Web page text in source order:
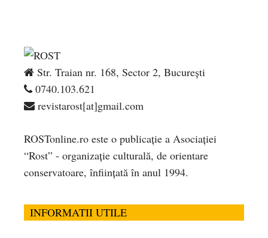
Str. Traian nr. 168, Sector 2, București
0740.103.621
revistarost[at]gmail.com
ROSTonline.ro este o publicaţie a Asociaţiei
“Rost” - organizaţie culturală, de orientare
conservatoare, înfiinţată în anul 1994.
INFORMATII UTILE